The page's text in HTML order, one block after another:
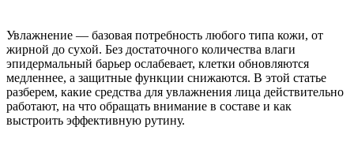
Увлажнение — базовая потребность любого типа кожи, от
жирной до сухой. Без достаточного количества влаги
эпидермальный барьер ослабевает, клетки обновляются
медленнее, а защитные функции снижаются. В этой статье
разберем, какие средства для увлажнения лица действительно
работают, на что обращать внимание в составе и как
выстроить эффективную рутину.